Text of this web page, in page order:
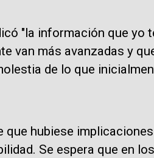
"la información que yo
van más avanzadas y
de lo que
que hubiese
Se espera que en